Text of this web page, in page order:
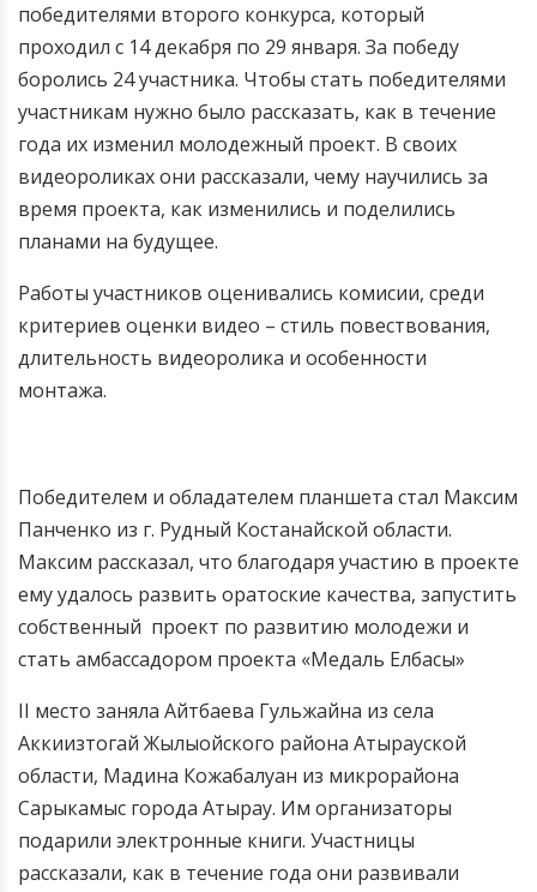
победителями второго конкурса, который
проходил с 14 декабря по 29 января. За победу
боролись 24 участника. Чтобы стать победителями
участникам нужно было рассказать, как в течение
года их изменил молодежный проект. В своих
видеороликах они рассказали, чему научились за
время проекта, как изменились и поделились
планами на будущее.
Работы участников оценивались комисии, среди
критериев оценки видео – стиль повествования,
длительность видеоролика и особенности
монтажа.
Победителем и обладателем планшета стал Максим
Панченко из г. Рудный Костанайской области.
Максим рассказал, что благодаря участию в проекте
ему удалось развить оратоские качества, запустить
собственный проект по развитию молодежи и
стать амбассадором проекта «Медаль Елбасы»
II место заняла Айтбаева Гульжайна из села
Аккиизтогай Жылыойского района Атырауской
области, Мадина Кожабалуан из микрорайона
Сарыкамыс города Атырау. Им организаторы
подарили электронные книги. Участницы
рассказали, как в течение года они развивали